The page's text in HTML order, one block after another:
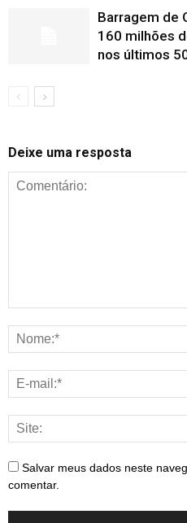
Barragem de
160 milhões
nos últimos
Deixe uma resposta
Salvar meus dados neste
comentar.